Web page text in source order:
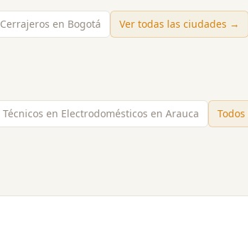
Cerrajeros en Bogotá Ver todas las ciudades →
Técnicos en Electrodomésticos en Arauca